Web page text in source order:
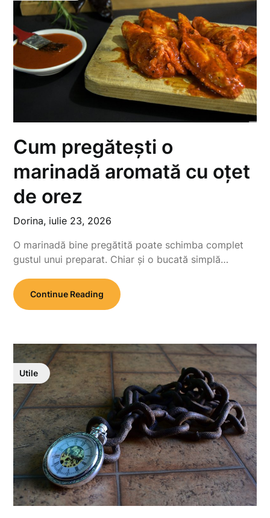
Cum pregătești o
marinadă aromată cu oțet
de orez
Dorina, iulie 23, 2026
O marinadă bine pregătită poate schimba complet
gustul unui preparat. Chiar și o bucată simplă…
Continue Reading
Utile